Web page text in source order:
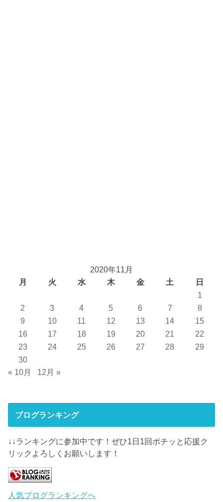
2020年11月
月
火 水 木 金 土
日
1
2
3 4 5 6 7
8
9
10 11 12 13 14
15
16
17 18 19 20 21
22
23
24 25 26 27 28
29
30
« 10月
12月 »
ブログランキング
↓↓ランキングに参加中です！ぜひ1日1回ポチッと応援ク
リックよろしくお願いします！
人気ブログランキングへ